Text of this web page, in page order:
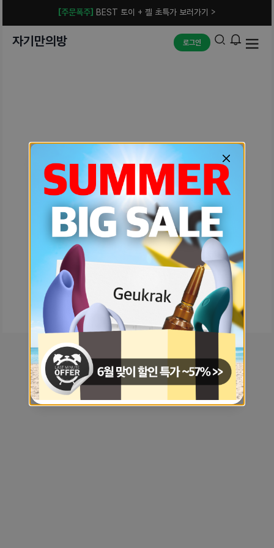
[주문폭주] BEST 토이 + 젤 초특가 보러가기 >
자기만의방 로그인
예상치 못한 에러입니다.